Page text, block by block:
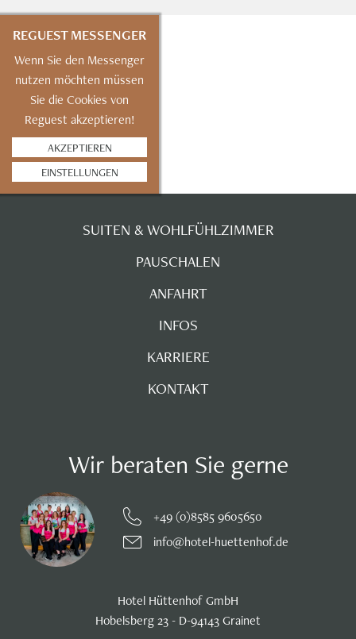
REGUEST MESSENGER
Wenn Sie den Messenger
nutzen möchten müssen
Sie die Cookies von
Reguest akzeptieren!
AKZEPTIEREN
EINSTELLUNGEN
SUITEN & WOHLFÜHLZIMMER
PAUSCHALEN
ANFAHRT
INFOS
KARRIERE
KONTAKT
Wir beraten Sie gerne
+49 (0)8585 9605650
info@hotel-huettenhof.de
Hotel Hüttenhof GmbH
Hobelsberg 23 - D-94143 Grainet